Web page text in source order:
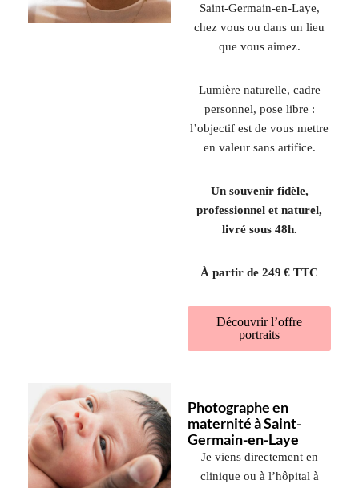
Saint-Germain-en-Laye,
chez vous ou dans un lieu
que vous aimez.
Lumière naturelle, cadre
personnel, pose libre :
l’objectif est de vous mettre
en valeur sans artifice.
Un souvenir fidèle,
professionnel et naturel,
livré sous 48h.
À partir de 249 € TTC
Découvrir l’offre
portraits
Photographe en
maternité à Saint-
Germain-en-Laye
Je viens directement en
clinique ou à l’hôpital à